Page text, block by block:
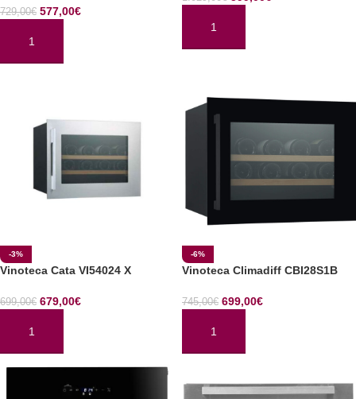
729,00€ 577,00€
AÑADIR AL CARRITO
AÑADIR AL CARRITO
-3%
Vinoteca Cata VI54024 X
699,00€ 679,00€
AÑADIR AL CARRITO
-6%
Vinoteca Climadiff CBI28S1B
745,00€ 699,00€
AÑADIR AL CARRITO